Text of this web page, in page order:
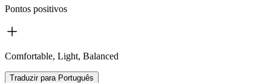
Pontos positivos
Comfortable, Light, Balanced
Traduzir para Português